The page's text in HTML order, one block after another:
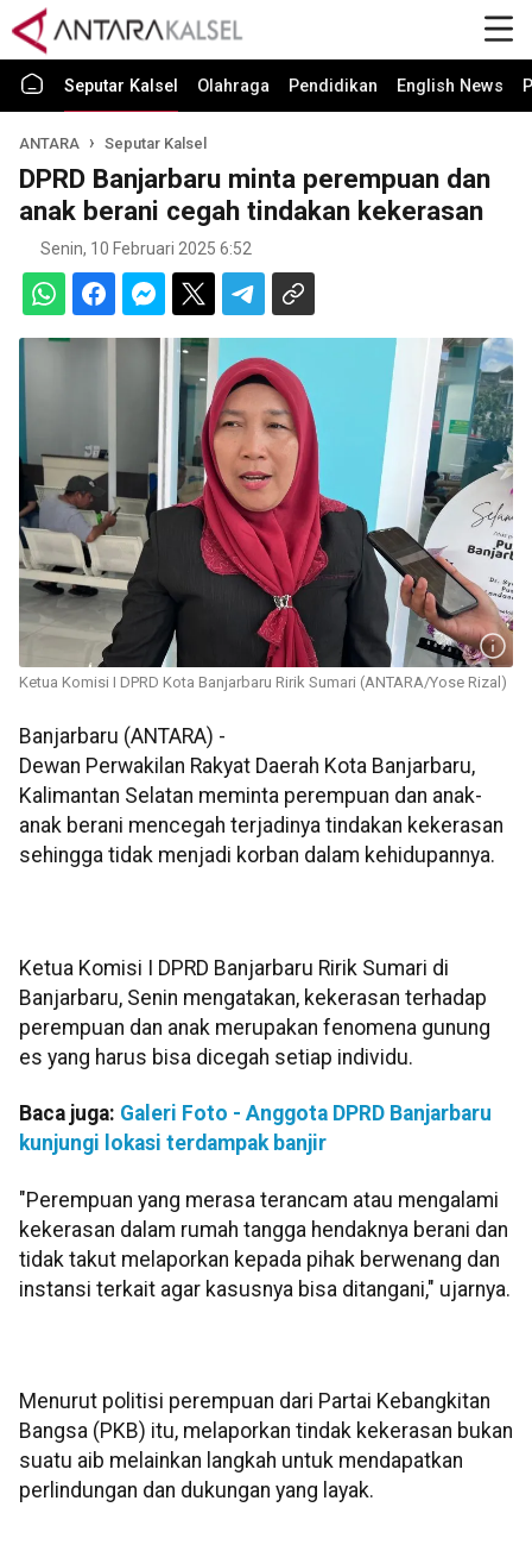
Seputar Kalsel Olahraga Pendidikan English News
ANTARA Seputar Kalsel
DPRD Banjarbaru minta perempuan dan
anak berani cegah tindakan kekerasan
Senin, 10 Februari 2025 6:52
Ketua Komisi I DPRD Kota Banjarbaru Ririk Sumari (ANTARA/Yose Rizal)
Banjarbaru (ANTARA) -
Dewan Perwakilan Rakyat Daerah Kota Banjarbaru,
Kalimantan Selatan meminta perempuan dan anak-
anak berani mencegah terjadinya tindakan kekerasan
sehingga tidak menjadi korban dalam kehidupannya.
Ketua Komisi I DPRD Banjarbaru Ririk Sumari di
Banjarbaru, Senin mengatakan, kekerasan terhadap
perempuan dan anak merupakan fenomena gunung
es yang harus bisa dicegah setiap individu.
Baca juga: Galeri Foto - Anggota DPRD Banjarbaru
kunjungi lokasi terdampak banjir
"Perempuan yang merasa terancam atau mengalami
kekerasan dalam rumah tangga hendaknya berani dan
tidak takut melaporkan kepada pihak berwenang dan
instansi terkait agar kasusnya bisa ditangani," ujarnya.
Menurut politisi perempuan dari Partai Kebangkitan
Bangsa (PKB) itu, melaporkan tindak kekerasan bukan
suatu aib melainkan langkah untuk mendapatkan
perlindungan dan dukungan yang layak.